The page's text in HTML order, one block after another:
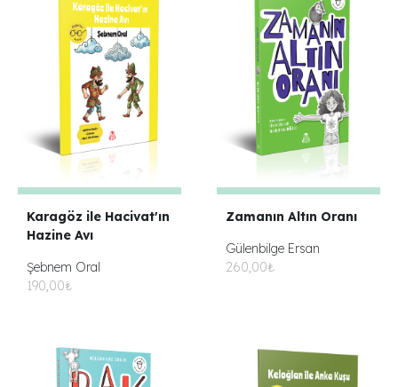
Karagöz ile Hacivat'ın
Hazine Avı
Şebnem Oral
190,00₺
Zamanın Altın Oranı
Gülenbilge Ersan
260,00₺